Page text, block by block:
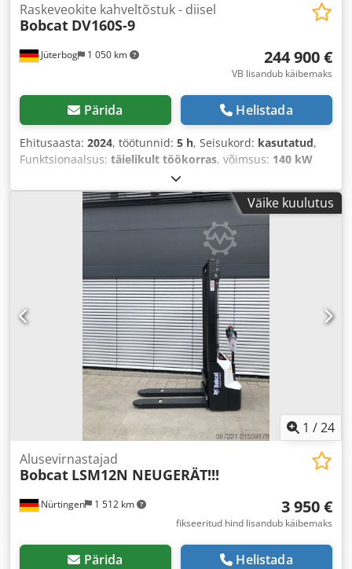
Jüterbog 1 050 km
Raskeveokite kahveltõstuk - diisel
Bobcat DV160S-9
244 900 €
VB lisandub käibemaks
Pärida Helistada
Ehitusaasta: 2024, töötunnid: 5 h, Seisukord: kasutatud,
Funktsionaalsus: täielikult töökorras, võimsus: 140 kW
27 300 kg
kogupikkus:5 555 mm, tõstekõrgus:4 500 mm, vaba
tõstekõrgus:1 645 mm, masti tüüp:kolmekordne
3 195 mm, kahvli pikkus:
2 540 mm, veotüüp:
, ehituslaius:2 540 mm
Väike kuulutus
1 /24
Nürtingen 1 512 km
Alusevirnastajad
Bobcat LSM12N NEUGERÄT!!!
3 950 €
fikseeritud hind lisandub käibemaks
Pärida Helistada